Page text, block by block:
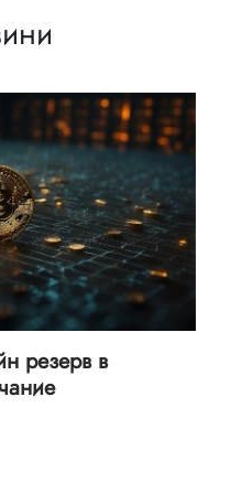
резерв в